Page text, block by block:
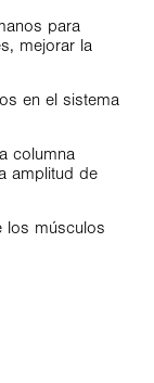
para
mejorar la
en el sistema
columna
amplitud de
los músculos